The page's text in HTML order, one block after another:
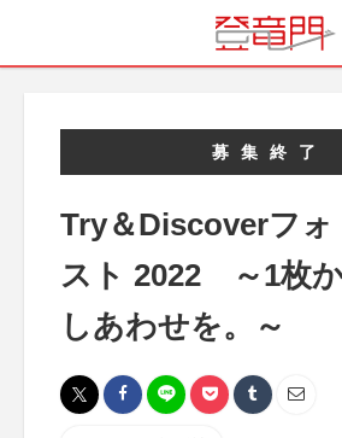
募集終了
Try＆Discoverフォ
スト 2022 ～1枚
しあわせを。～